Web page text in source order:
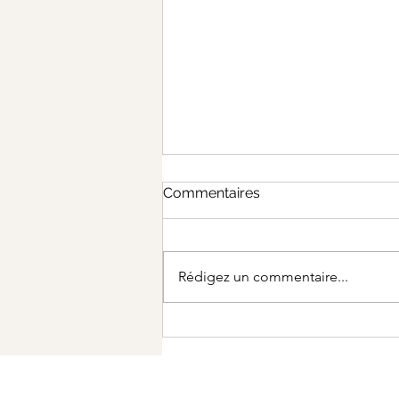
Commentaires
Rédigez un commentaire...